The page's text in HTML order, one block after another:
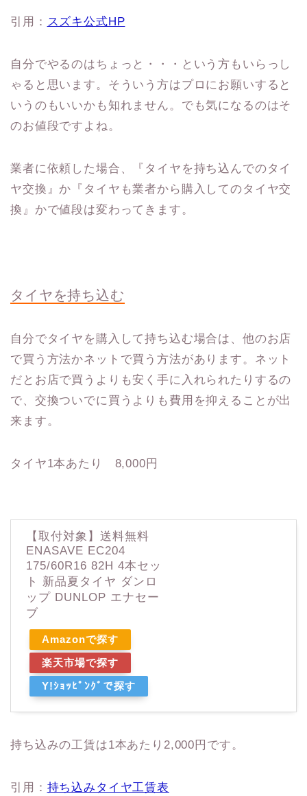
引用： スズキ公式HP
自分でやるのはちょっと・・・という方もいらっし
ゃると思います。そういう方はプロにお願いすると
いうのもいいかも知れません。でも気になるのはそ
のお値段ですよね。
業者に依頼した場合、『タイヤを持ち込んでのタイ
ヤ交換』か『タイヤも業者から購入してのタイヤ交
換』かで値段は変わってきます。
タイヤを持ち込む
自分でタイヤを購入して持ち込む場合は、他のお店
で買う方法かネットで買う方法があります。ネット
だとお店で買うよりも安く手に入れられたりするの
で、交換ついでに買うよりも費用を抑えることが出
来ます。
タイヤ1本あたり 8,000円
【取付対象】送料無料
ENASAVE EC204
175/60R16 82H 4本セッ
ト 新品夏タイヤ ダンロ
ップ DUNLOP エナセー
ブ
Amazonで探す
楽天市場で探す
Y!ｼｮｯﾋﾟﾝｸﾞで探す
持ち込みの工賃は1本あたり2,000円です。
引用： 持ち込みタイヤ工賃表